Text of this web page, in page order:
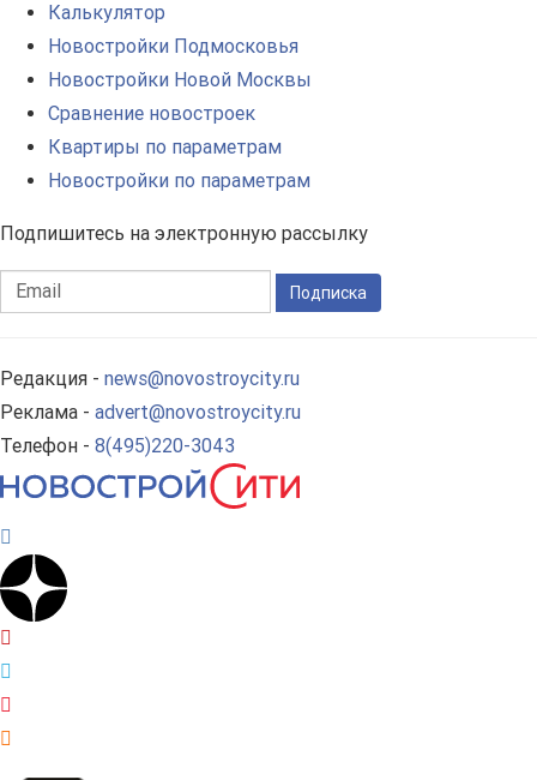
Калькулятор
Новостройки Подмосковья
Новостройки Новой Москвы
Сравнение новостроек
Квартиры по параметрам
Новостройки по параметрам
Подпишитесь на электронную рассылку
Подписка
Редакция - news@novostroycity.ru
Реклама - advert@novostroycity.ru
Телефон - 8(495)220-3043